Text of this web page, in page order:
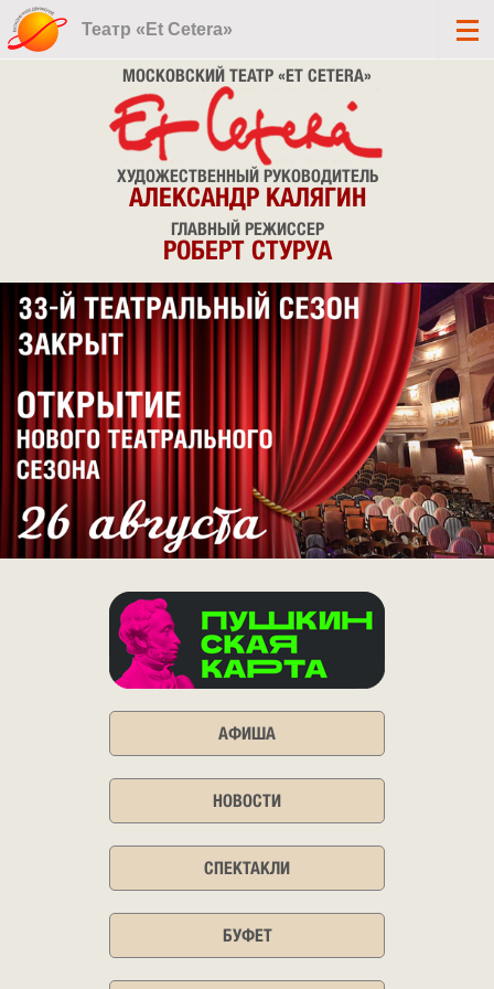
Театр «Et Cetera»
МОСКОВСКИЙ ТЕАТР «ET CETERA»
ХУДОЖЕСТВЕННЫЙ РУКОВОДИТЕЛЬ
АЛЕКСАНДР КАЛЯГИН
ГЛАВНЫЙ РЕЖИССЕР
РОБЕРТ СТУРУА
АФИША
НОВОСТИ
СПЕКТАКЛИ
БУФЕТ